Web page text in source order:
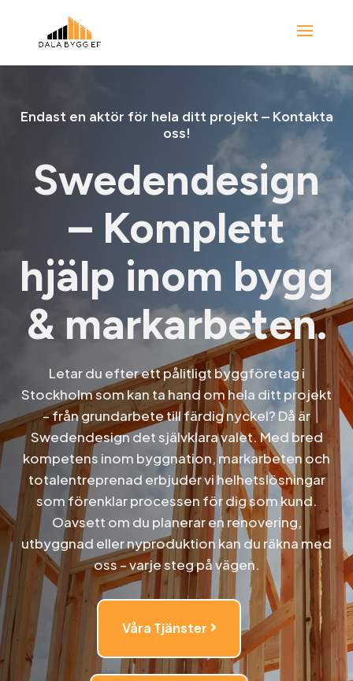
Endast en aktör för hela ditt projekt – Kontakta
oss!
Swedendesign
– Komplett
hjälp inom bygg
& markarbeten.
Letar du efter ettpålitligt byggföretag i
Stockholmsom kan ta hand om hela ditt projekt
– från grundarbete till färdig nyckel? Då är
Swedendesign det självklara valet. Med bred
kompetens inom byggnation, markarbeten och
totalentreprenad erbjuder vi helhetslösningar
som förenklar processen för dig som kund.
Oavsett om du planerar en renovering,
utbyggnad eller nyproduktion kan du räkna med
oss – varje steg på vägen.
Våra Tjänster